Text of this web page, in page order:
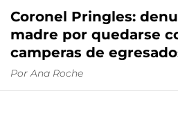
Coronel Pringles:
madre por quedarse
camperas de
Por Ana Roche